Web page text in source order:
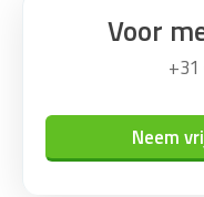
Voor
Neem